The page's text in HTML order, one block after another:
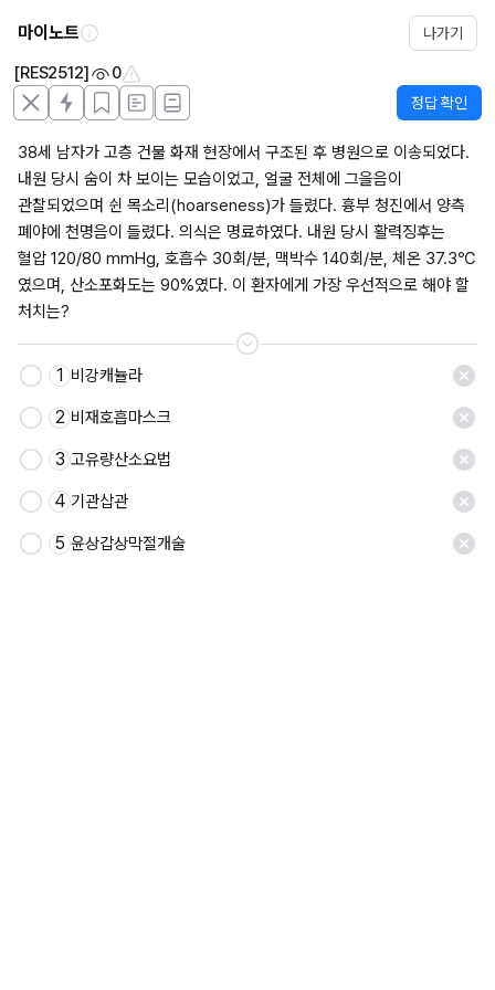
마이노트 나가기
[RES2512] 0
정답 확인
38세 남자가 고층 건물 화재 현장에서 구조된 후 병원으로 이송되었다.
내원 당시 숨이 차 보이는 모습이었고, 얼굴 전체에 그을음이
관찰되었으며 쉰 목소리(hoarseness)가 들렸다. 흉부 청진에서 양측
폐야에 천명음이 들렸다. 의식은 명료하였다. 내원 당시 활력징후는
혈압 120/80 mmHg, 호흡수 30회/분, 맥박수 140회/분, 체온 37.3℃
였으며, 산소포화도는 90%였다. 이 환자에게 가장 우선적으로 해야 할
처치는?
저장
1 비강캐뉼라
2 비재호흡마스크
3 고유량산소요법
4 기관삽관
5 윤상갑상막절개술